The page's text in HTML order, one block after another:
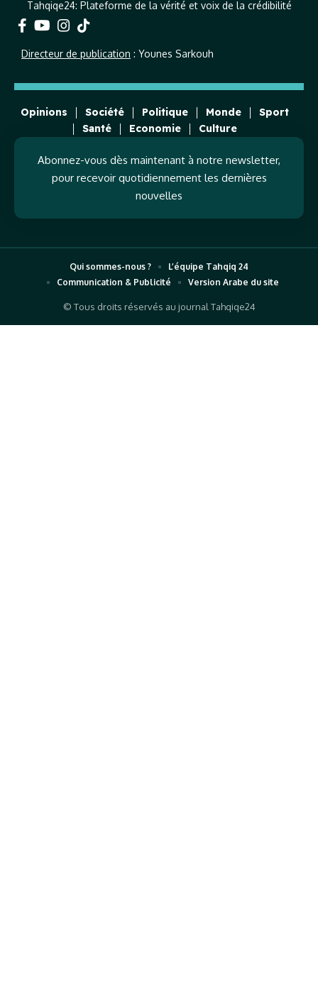
Tahqiqe24: Plateforme de la vérité et voix de la crédibilité
Directeur de publication : Younes Sarkouh
Opinions Société Politique Monde
Sport
Santé
Economie Culture
Abonnez-vous dès maintenant à notre newsletter,
pour recevoir quotidiennement les dernières
nouvelles
© Tous droits réservés au journal Tahqiqe24
Qui sommes-nous ?
L’équipe Tahqiq 24
Communication & Publicité
Version Arabe du site